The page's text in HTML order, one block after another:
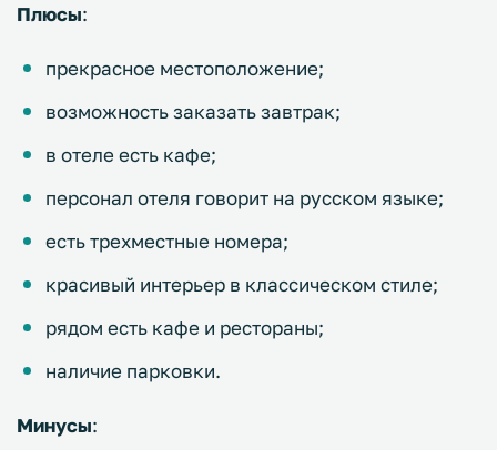
Плюсы:
прекрасное местоположение;
возможность заказать завтрак;
в отеле есть кафе;
персонал отеля говорит на русском языке;
есть трехместные номера;
красивый интерьер в классическом стиле;
рядом есть кафе и рестораны;
наличие парковки.
Минусы: